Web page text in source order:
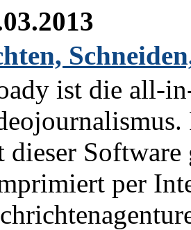
ist die all-
dieser Software
per